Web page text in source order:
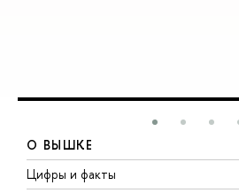
О ВЫШКЕ
Цифры и факты